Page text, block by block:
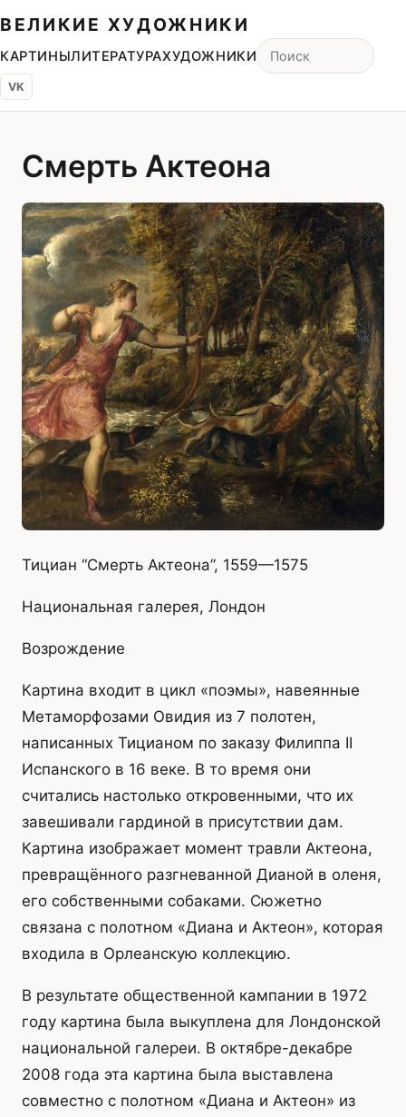
ВЕЛИКИЕ ХУДОЖНИКИ
КАРТИНЫЛИТЕРАТУРАХУДОЖНИКИ
VK
Смерть Актеона
Тициан “Смерть Актеона”, 1559—1575
Национальная галерея, Лондон
Возрождение
Картина входит в цикл «поэмы», навеянные
Метаморфозами Овидия из 7 полотен,
написанных Тицианом по заказу Филиппа II
Испанского в 16 веке. В то время они
считались настолько откровенными, что их
завешивали гардиной в присутствии дам.
Картина изображает момент травли Актеона,
превращённого разгневанной Дианой в оленя,
его собственными собаками. Сюжетно
связана с полотном «Диана и Актеон», которая
входила в Орлеанскую коллекцию.
В результате общественной кампании в 1972
году картина была выкуплена для Лондонской
национальной галереи. В октябре-декабре
2008 года эта картина была выставлена
совместно с полотном «Диана и Актеон» из